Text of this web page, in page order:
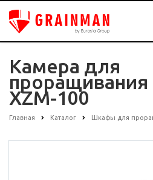
Камера для
проращивания
XZM-100
Главная Каталог Шкафы для